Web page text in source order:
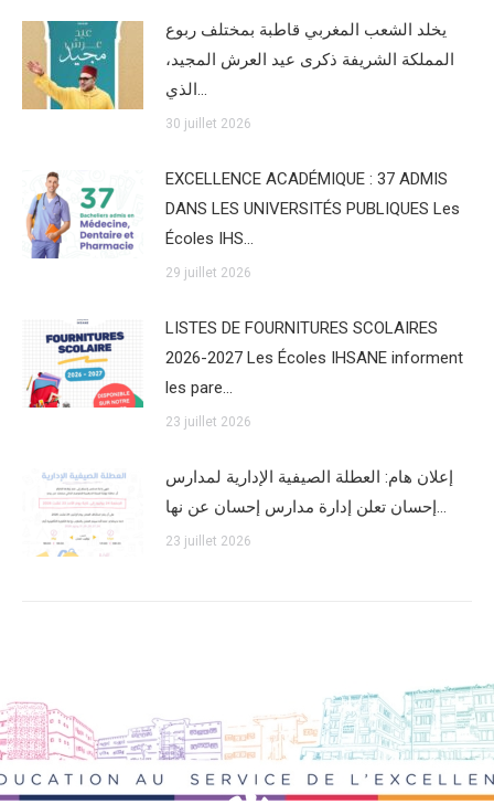
يخلد الشعب المغربي قاطبة بمختلف ربوع
المملكة الشريفة ذكرى عيد العرش المجيد،
الذي…
30 juillet 2026
EXCELLENCE ACADÉMIQUE : 37 ADMIS
DANS LES UNIVERSITÉS PUBLIQUES Les
Écoles IHS…
29 juillet 2026
LISTES DE FOURNITURES SCOLAIRES
2026-2027 Les Écoles IHSANE informent
les pare…
23 juillet 2026
إعلان هام: العطلة الصيفية الإدارية لمدارس
إحسان تعلن إدارة مدارس إحسان عن نها…
23 juillet 2026